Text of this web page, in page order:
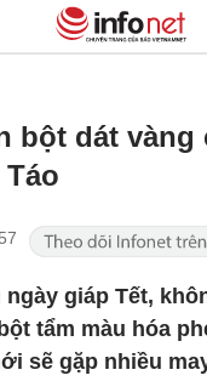
bột dát vàng
ngày giáp Tết,
tẩm màu hóa
sẽ gặp nhiều